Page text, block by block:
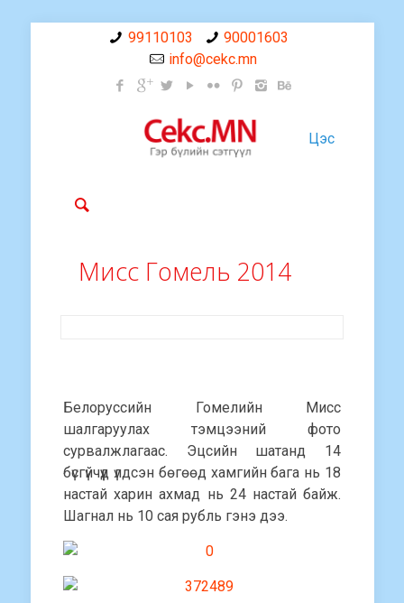
99110103
90001603
info@cekc.mn
Цэс
Мисс Гомель 2014
Белоруссийн Гомелийн Мисс
шалгаруулах тэмцээний фото
сурвалжлагаас. Эцсийн шатанд 14
бүсгүйчүүд үлдсэн бөгөөд хамгийн бага нь 18
настай харин ахмад нь 24 настай байж.
Шагнал нь 10 сая рубль гэнэ дээ.